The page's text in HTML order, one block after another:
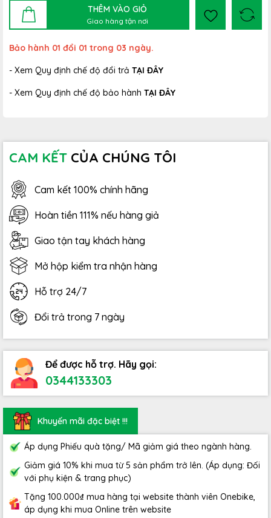
THÊM VÀO GIỎ
Giao hàng tận nơi
Bảo hành 01 đổi 01 trong 03 ngày.
- Xem Quy định chế độ đổi trả TẠI ĐÂY
- Xem Quy định chế độ bảo hành TẠI ĐÂY
CAM KẾT CỦA CHÚNG TÔI
Cam kết 100% chính hãng
Hoàn tiền 111% nếu hàng giả
Giao tận tay khách hàng
Mở hộp kiểm tra nhận hàng
Hỗ trợ 24/7
Đổi trả trong 7 ngày
Để được hỗ trợ. Hãy gọi:
0344133303
Khuyến mãi đặc biệt !!!
Áp dụng Phiếu quà tặng/ Mã giảm giá theo ngành hàng.
Giảm giá 10% khi mua từ 5 sản phẩm trở lên. (Áp dụng: Đối
với phụ kiện & trang phục)
Tặng 100.000₫ mua hàng tại website thành viên Onebike,
áp dụng khi mua Online trên website